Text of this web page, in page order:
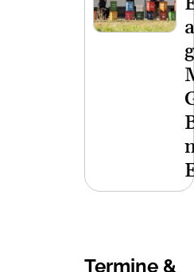
Termine &